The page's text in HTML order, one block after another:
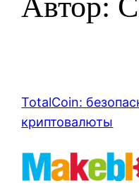
TotalCoin:
криптовалюты